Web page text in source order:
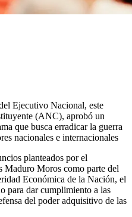
Ejecutivo Nacional, este
(ANC), aprobó un
que busca erradicar la guerra
nacionales e internacionales
planteados por el
Maduro Moros como parte del
Económica de la Nación, el
para dar cumplimiento a las
del poder adquisitivo de las